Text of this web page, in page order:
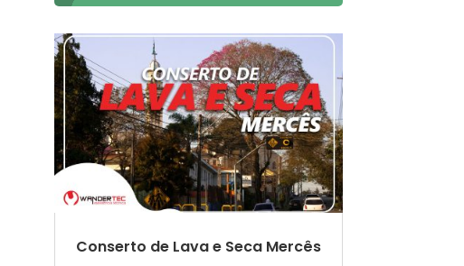
Conserto de Lava e Seca Mercês